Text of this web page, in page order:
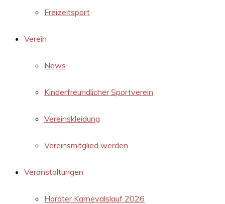
Freizeitsport
Verein
News
Kinderfreundlicher Sportverein
Vereinskleidung
Vereinsmitglied werden
Veranstaltungen
Hardter Karnevalslauf 2026